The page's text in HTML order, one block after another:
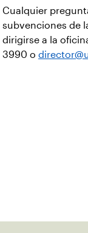
Cualquier
subvenciones de
dirigirse a la
3990 o